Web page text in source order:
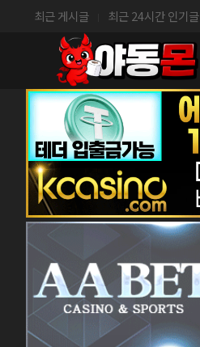
최근 게시글 최근 24시간 인기글